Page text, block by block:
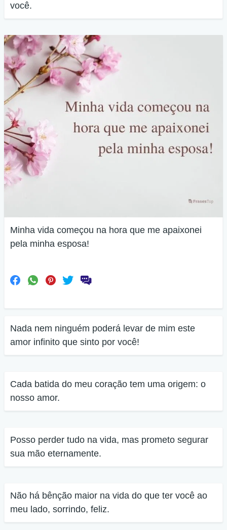
você.
Minha vida começou na hora que me apaixonei
pela minha esposa!
Nada nem ninguém poderá levar de mim este
amor infinito que sinto por você!
Cada batida do meu coração tem uma origem: o
nosso amor.
Posso perder tudo na vida, mas prometo segurar
sua mão eternamente.
Não há bênção maior na vida do que ter você ao
meu lado, sorrindo, feliz.